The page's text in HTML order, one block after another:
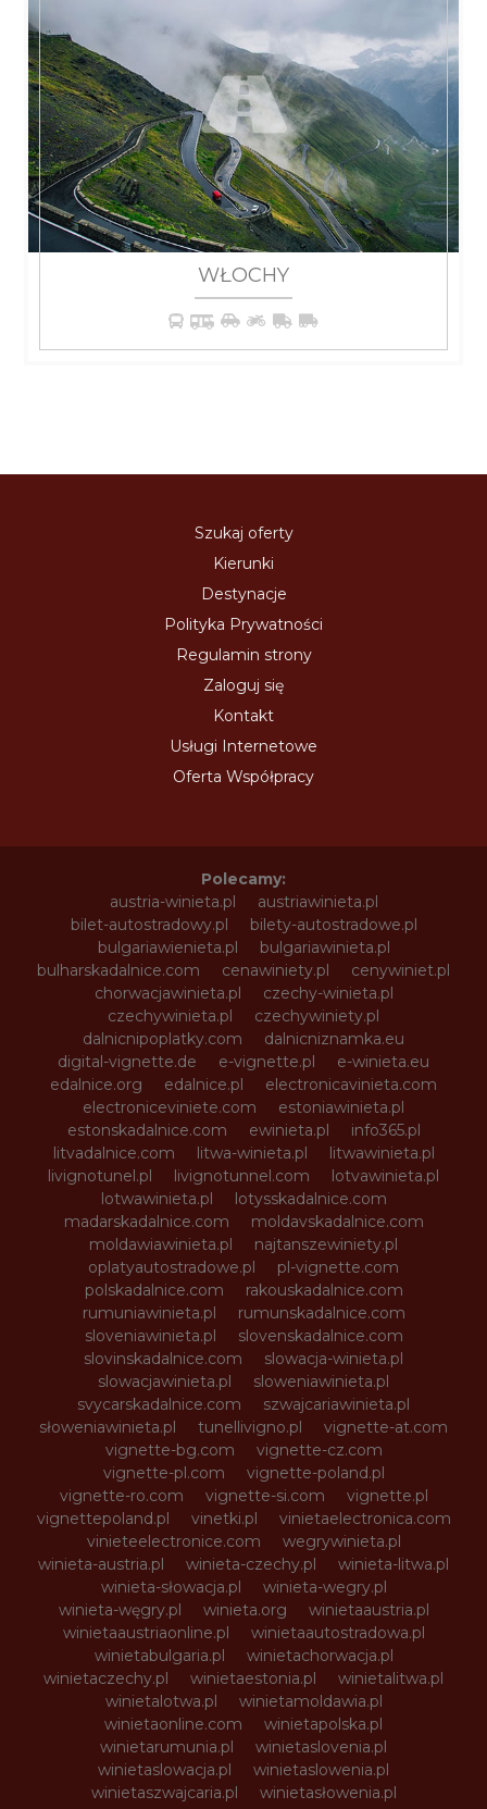
WŁOCHY
Szukaj oferty
Kierunki
Destynacje
Polityka Prywatności
Regulamin strony
Zaloguj się
Kontakt
Usługi Internetowe
Oferta Współpracy
Polecamy:
austria-winieta.pl
austriawinieta.pl
bilet-autostradowy.pl
bilety-autostradowe.pl
bulgariawienieta.pl
bulgariawinieta.pl
bulharskadalnice.com
cenawiniety.pl
cenywiniet.pl
chorwacjawinieta.pl
czechy-winieta.pl
czechywinieta.pl
czechywiniety.pl
dalnicnipoplatky.com
dalnicniznamka.eu
digital-vignette.de
e-vignette.pl
e-winieta.eu
edalnice.org
edalnice.pl
electronicavinieta.com
electroniceviniete.com
estoniawinieta.pl
estonskadalnice.com
ewinieta.pl
info365.pl
litvadalnice.com
litwa-winieta.pl
litwawinieta.pl
livignotunel.pl
livignotunnel.com
lotvawinieta.pl
lotwawinieta.pl
lotysskadalnice.com
madarskadalnice.com
moldavskadalnice.com
moldawiawinieta.pl
najtanszewiniety.pl
oplatyautostradowe.pl
pl-vignette.com
polskadalnice.com
rakouskadalnice.com
rumuniawinieta.pl
rumunskadalnice.com
sloveniawinieta.pl
slovenskadalnice.com
slovinskadalnice.com
slowacja-winieta.pl
slowacjawinieta.pl
sloweniawinieta.pl
svycarskadalnice.com
szwajcariawinieta.pl
słoweniawinieta.pl
tunellivigno.pl
vignette-at.com
vignette-bg.com
vignette-cz.com
vignette-pl.com
vignette-poland.pl
vignette-ro.com
vignette-si.com
vignette.pl
vignettepoland.pl
vinetki.pl
vinietaelectronica.com
vinieteelectronice.com
wegrywinieta.pl
winieta-austria.pl
winieta-czechy.pl
winieta-litwa.pl
winieta-słowacja.pl
winieta-wegry.pl
winieta-węgry.pl
winieta.org
winietaaustria.pl
winietaaustriaonline.pl
winietaautostradowa.pl
winietabulgaria.pl
winietachorwacja.pl
winietaczechy.pl
winietaestonia.pl
winietalitwa.pl
winietalotwa.pl
winietamoldawia.pl
winietaonline.com
winietapolska.pl
winietarumunia.pl
winietaslovenia.pl
winietaslowacja.pl
winietaslowenia.pl
winietaszwajcaria.pl
winietasłowenia.pl